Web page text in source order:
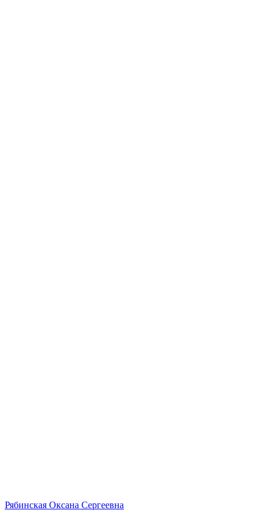
Рябинская Оксана Сергеевна